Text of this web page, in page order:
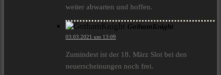
weiter abwarten und hoffen.
GothamKnight
03.03.2021 um 13:09
Zumindest ist der 18. März Slot bei den
neuerscheinungen noch frei.